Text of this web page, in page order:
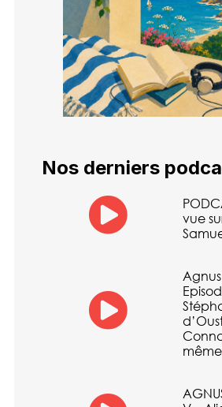
Nos derniers
vue
Agnus
même